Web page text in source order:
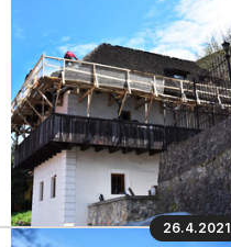
26.4.2021